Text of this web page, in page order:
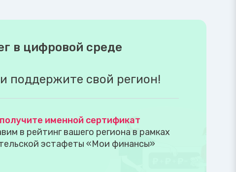
в цифровой среде
поддержите свой регион!
получите именной сертификат
в рейтинг вашего региона в рамках
эстафеты «Мои финансы»